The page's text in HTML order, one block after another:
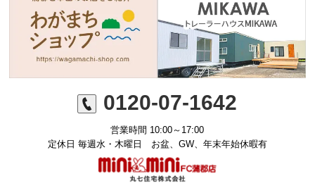
0120-07-1642
営業時間 10:00～17:00
定休日 毎週水・木曜日 お盆、GW、年末年始休暇有